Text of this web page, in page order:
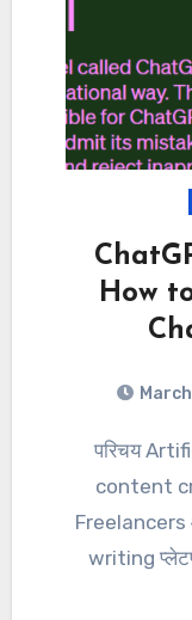
How
परिचय Artificial Intelligence Writing और
content
Freelancers
writing